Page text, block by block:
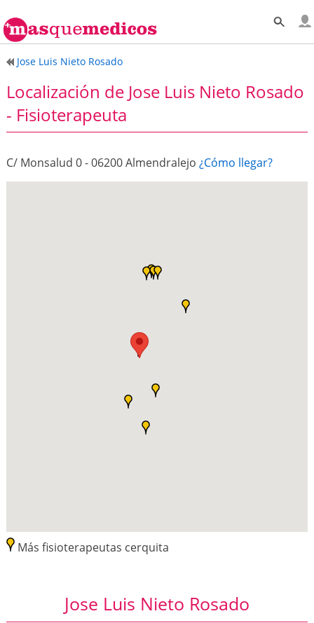
Jose Luis Nieto Rosado
Localización de Jose Luis Nieto Rosado
- Fisioterapeuta
C/ Monsalud 0 - 06200 Almendralejo ¿Cómo llegar?
Más fisioterapeutas cerquita
Jose Luis Nieto Rosado